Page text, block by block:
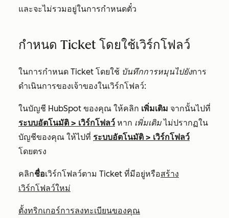
และจะไม่รวมอยู่ในการกำหนดตั๋ว
กำหนด Ticket โดยใช้เวิร์กโฟลว์
ในการกำหนด Ticket โดยใช้ บันทึกการหมุนไปยังการ
ดำเนินการของเจ้าของในเวิร์กโฟลว์:
ในบัญชี HubSpot ของคุณ ให้คลิก เพิ่มเติม จากนั้นไปที่
ระบบอัตโนมัติ > เวิร์กโฟลว์ หาก เพิ่มเติมไม่ปรากฏใน
บัญชีของคุณ ให้ไปที่ ระบบอัตโนมัติ > เวิร์กโฟลว์
โดยตรง
คลิกชื่อเวิร์กโฟลว์ตาม Ticket ที่มีอยู่หรือสร้าง
เวิร์กโฟลว์ใหม่
ตั้งทริกเกอร์การลงทะเบียนของคุณ